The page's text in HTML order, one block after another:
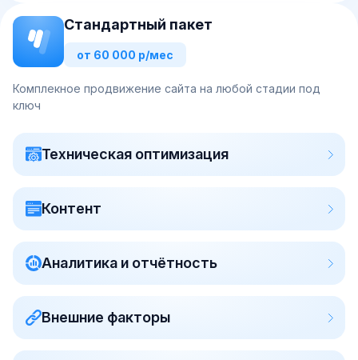
Стандартный пакет
от 60 000 р/мес
Комплекное продвижение сайта на любой стадии под
ключ
Техническая оптимизация
Контент
Аналитика и отчётность
Внешние факторы